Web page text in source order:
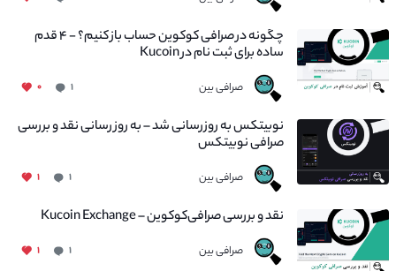
چگونه در صرافی کوکوین حساب باز کنیم؟ - ۴ قدم
ساده برای ثبت نام در Kucoin
صرافی بین ۱ ۰
نوبیتکس به روزرسانی شد – به روز رسانی نقد و بررسی
صرافی نوبیتکس
صرافی بین ۱ ۱
نقد و بررسی صرافی‌کوکوین – Kucoin Exchange
صرافی بین ۱ ۱